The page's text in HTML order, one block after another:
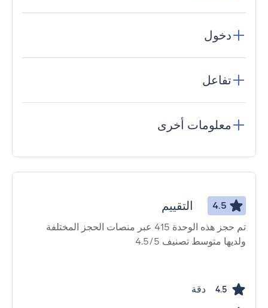
دخول
تفاعل
معلومات أخرى
4.5 التقييم
تم حجز هذه الوحدة 415 عبر منصات الحجز المختلفة
ولديها متوسط ​​تصنيف 4.5/5
4.5 دقة